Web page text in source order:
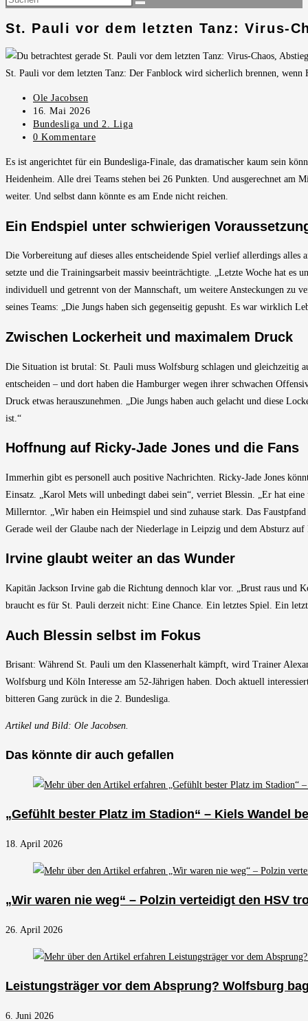
umschalten
St. Pauli vor dem letzten Tanz: Virus-
St. Pauli vor dem letzten Tanz: Der Fanblock wird sicherlich brennen,
Beitrags-
Autor:
Ole Jacobsen
Beitrag
veröffentlicht:
16. Mai 2026
Beitrags-
Kategorie:
Bundesliga und 2. Liga
Beitrags-
0 Kommentare
Es ist angerichtet für ein Bundesliga-Finale, das dramatischer kaum sein
Heidenheim. Alle drei Teams stehen bei 26 Punkten. Und ausgerechnet
weiter. Und selbst dann könnte es am Ende nicht reichen.
Ein Endspiel unter schwierigen
Die Vorbereitung auf dieses alles entscheidende Spiel verlief allerdings
setzte und die Trainingsarbeit massiv beeinträchtigte. „Letzte Woche hat
individuell und getrennt von der Mannschaft, um weitere Ansteckungen zu
seines Teams: „Die Jungs haben sich gegenseitig gepusht. Es war wirklich
Zwischen Lockerheit und maximalem Druck
Die Situation ist brutal: St. Pauli muss Wolfsburg schlagen und gleichzeitig
entscheiden – und dort haben die Hamburger wegen ihrer schwachen
Druck etwas herauszunehmen. „Die Jungs haben auch gelacht und diese
ist.“
Hoffnung auf Ricky-Jade Jones und die Fans
Immerhin gibt es personell auch positive Nachrichten. Ricky-Jade Jones
Einsatz. „Karol Mets will unbedingt dabei sein“, verriet Blessin. „Er hat
Millerntor. „Wir haben ein Heimspiel und sind zuhause stark. Das
Gerade weil der Glaube nach der Niederlage in Leipzig und dem Absturz
Irvine glaubt weiter an das Wunder
Kapitän Jackson Irvine gab die Richtung dennoch klar vor. „Brust raus und
braucht es für St. Pauli derzeit nicht: Eine Chance. Ein letztes Spiel. Ein
Auch Blessin selbst im Fokus
Brisant: Während St. Pauli um den Klassenerhalt kämpft, wird Trainer
Wolfsburg und Köln Interesse am 52-Jährigen haben. Doch aktuell
bitteren Gang zurück in die 2. Bundesliga.
Artikel und Bild: Ole Jacobsen.
Das könnte dir auch gefallen
„Gefühlt bester Platz im Stadion“ – Kiels Wandel
18. April 2026
„Wir waren nie weg“ – Polzin verteidigt den HSV
26. April 2026
Leistungsträger vor dem Absprung? Wolfsburg
6. Juni 2026